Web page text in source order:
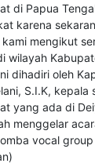
di Papua
karena
mengikut
wilayah
dihadiri oleh
S.I.K,
yang ada di
menggelar
vocal